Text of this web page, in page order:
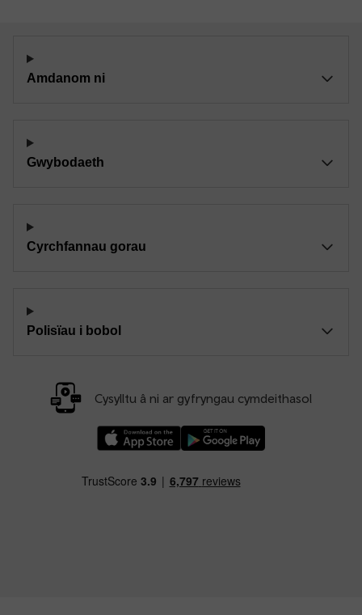
Amdanom ni
Gwybodaeth
Cyrchfannau gorau
Polisïau i bobol
Cysylltu â ni ar gyfryngau cymdeithasol